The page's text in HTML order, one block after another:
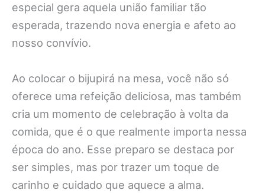
especial gera aquela união familiar tão
esperada, trazendo nova energia e afeto ao
nosso convívio.
Ao colocar o bijupirá na mesa, você não só
oferece uma refeição deliciosa, mas também
cria um momento de celebração à volta da
comida, que é o que realmente importa nessa
época do ano. Esse preparo se destaca por
ser simples, mas por trazer um toque de
carinho e cuidado que aquece a alma.